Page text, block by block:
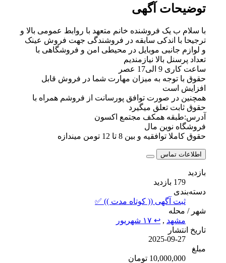
توضیحات آگهی
با سلام ب یک فروشنده خانم متعهد با روابط عمومی بالا و
ترجیحا با اندکی سابقه در فروشندگی جهت فروش عینک
و لوازم جانبی موبایل در محیطی امن و فروشگاهی با
تعداد پرسنل بالا نیازمندیم
ساعت کاری 9 الی17 عصر
حقوق با توجه به میزان مهارت شما در فروش قابل
افزایش است
همچنین در صورت توافق پورسانت از فروشم همراه با
حقوق ثابت تعلق میگیرد
آدرس:طبقه همکف مجتمع اکسون
فروشگاه نوین مال
حقوق کاملا توافقیه و بین 8 تا 12 تومن میندازه
اطلاعات تماس
بازدید
179 بازدید
دسته‌بندی
ثبت آگهی (( کوتاه مدت )) ✅
شهر / محله
مشهد , ↩ ۱۷ شهریور
تاریخ انتشار
2025-09-27
مبلغ
10,000,000 تومان